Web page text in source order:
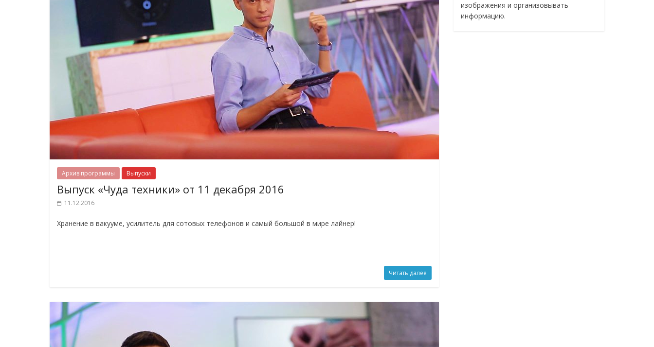
Архив программы Выпуски
Выпуск «Чуда техники» от 11 декабря 2016
11.12.2016
Хранение в вакууме, усилитель для сотовых телефонов и самый большой в мире лайнер!
Читать далее
изображения и организовывать
информацию.